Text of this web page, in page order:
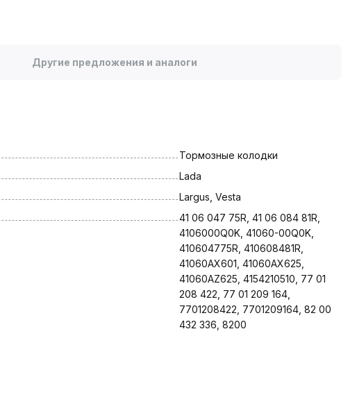
Другие предложения и аналоги
Тормозные колодки
Lada
Largus, Vesta
41 06 047 75R, 41 06 084 81R,
4106000Q0K, 41060-00Q0K,
410604775R, 410608481R,
41060AX601, 41060AX625,
41060AZ625, 4154210510, 77 01
208 422, 77 01 209 164,
7701208422, 7701209164, 82 00
432 336, 8200